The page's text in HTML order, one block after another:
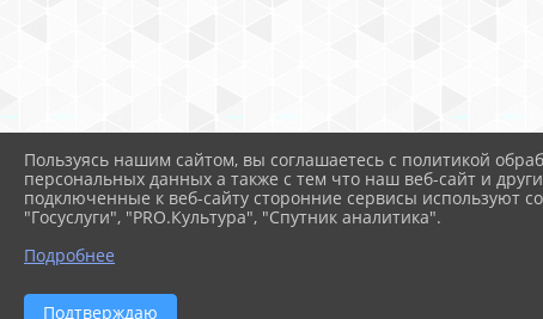
Пользуясь нашим сайтом, вы соглашаетесь с политикой
персональных данных а также с тем что наш веб-сайт и
подключенные к веб-сайту сторонние сервисы используют
"Госуслуги", "PRO.Культура", "Спутник аналитика".
Подробнее
Подтверждаю